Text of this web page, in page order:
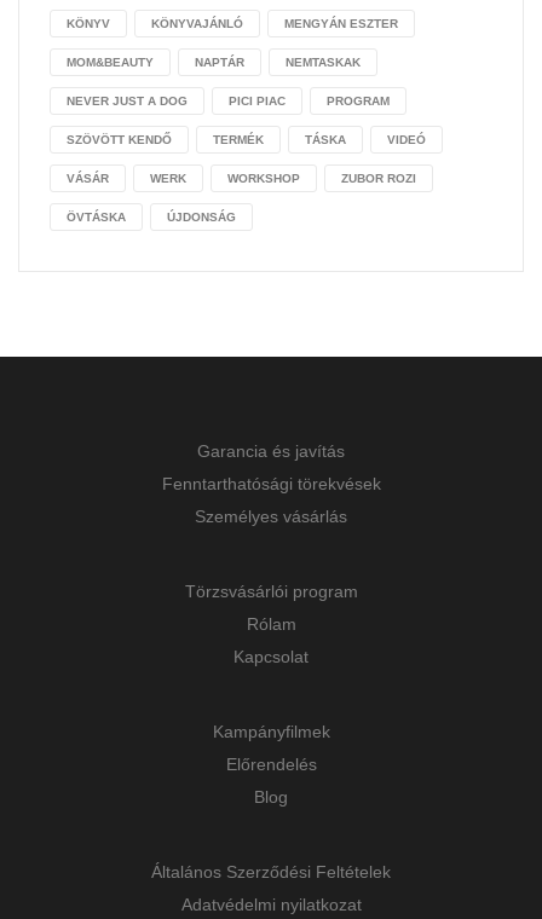
KÖNYV KÖNYVAJÁNLÓ MENGYÁN ESZTER
MOM&BEAUTY NAPTÁR NEMTASKAK
NEVER JUST A DOG PICI PIAC PROGRAM
SZÖVÖTT KENDŐ TERMÉK TÁSKA VIDEÓ
VÁSÁR WERK WORKSHOP ZUBOR ROZI
ÖVTÁSKA ÚJDONSÁG
Garancia és javítás
Fenntarthatósági törekvések
Személyes vásárlás
Törzsvásárlói program
Rólam
Kapcsolat
Kampányfilmek
Előrendelés
Blog
Általános Szerződési Feltételek
Adatvédelmi nyilatkozat